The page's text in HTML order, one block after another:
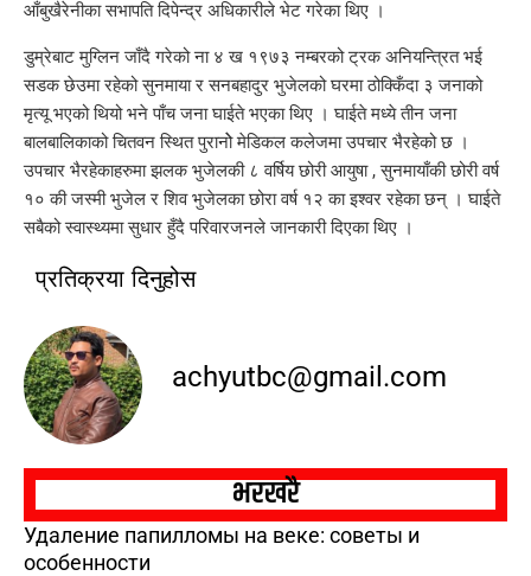
आँबुखैरेनीका सभापति दिपेन्द्र अधिकारीले भेट गरेका थिए ।
डुम्रेबाट मुग्लिन जाँदै गरेको ना ४ ख १९७३ नम्बरको ट्रक अनियन्त्रित भई
सडक छेउमा रहेको सुनमाया र सनबहादुर भुजेलको घरमा ठोक्किँदा ३ जनाको
मृत्यू भएको थियो भने पाँच जना घाईते भएका थिए । घाईते मध्ये तीन जना
बालबालिकाको चितवन स्थित पुरानोे मेडिकल कलेजमा उपचार भैरहेको छ ।
उपचार भैरहेकाहरुमा झलक भुजेलकी ८ वर्षिय छोरी आयुषा , सुनमायाँकी छोरी वर्ष
१० की जस्मी भुजेल र शिव भुजेलका छोरा वर्ष १२ का इश्वर रहेका छन् । घाईते
सबैको स्वास्थ्यमा सुधार हुँदै परिवारजनले जानकारी दिएका थिए ।
प्रतिक्रया दिनुहोस
achyutbc@gmail.com
भरखरै
Удаление папилломы на веке: советы и
особенности